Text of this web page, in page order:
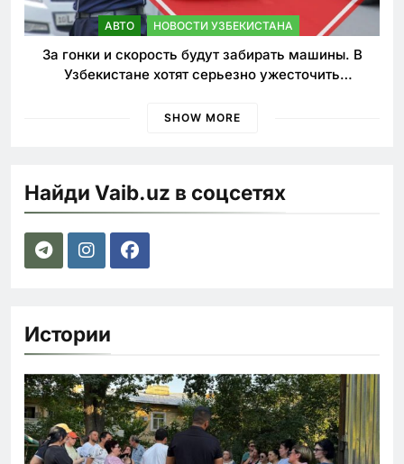
АВТО НОВОСТИ УЗБЕКИСТАНА
За гонки и скорость будут забирать машины. В
Узбекистане хотят серьезно ужесточить
SHOW MORE
Найди Vaib.uz в соцсетях
Истории